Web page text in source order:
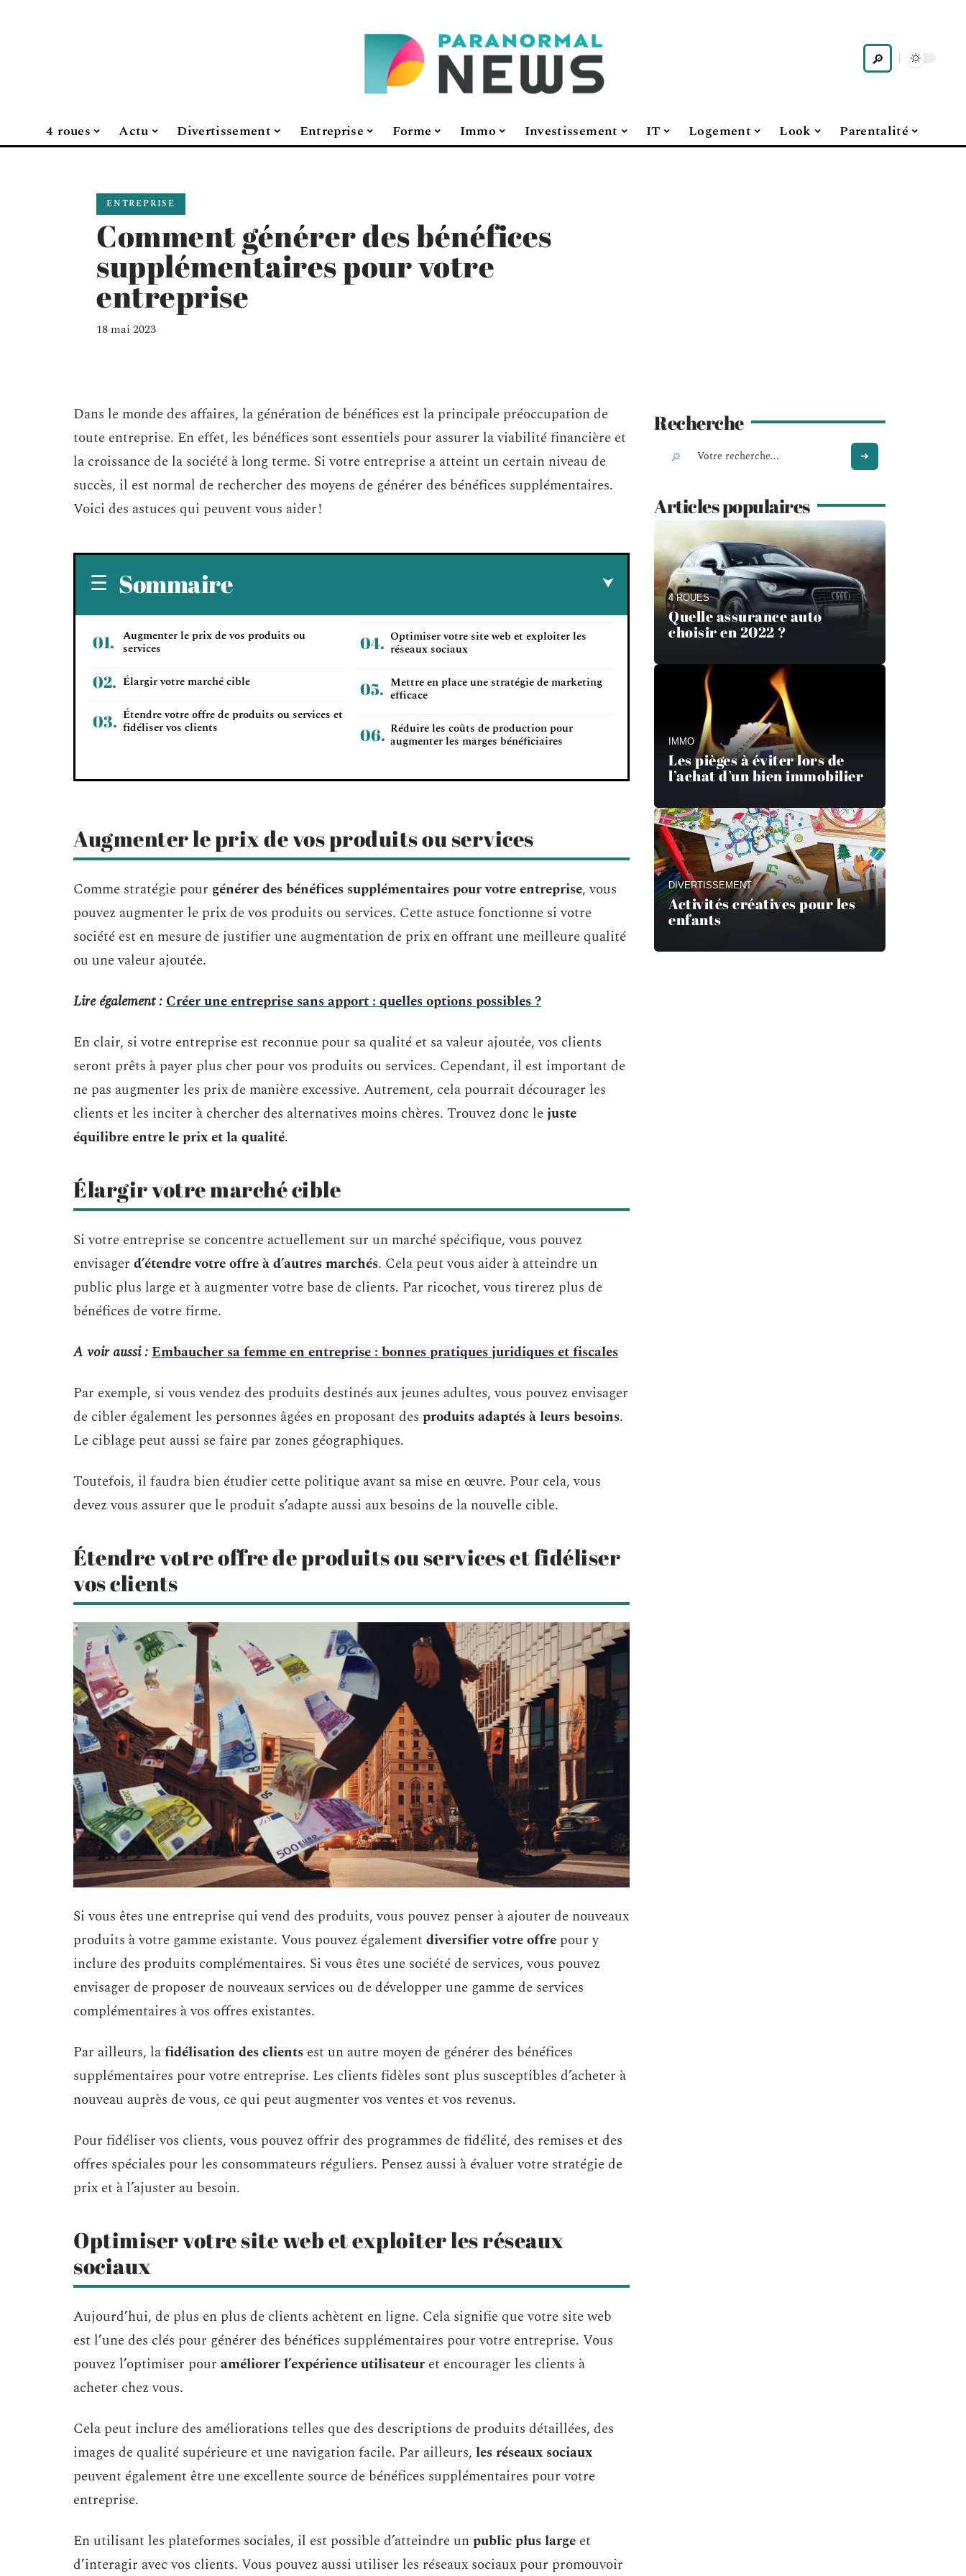
4 roues Actu Divertissement Entreprise Forme Immo Investissement IT Logement Look Parentalité
ENTREPRISE
Comment générer des bénéfices
supplémentaires pour votre
entreprise
18 mai 2023
Dans le monde des affaires, la génération de bénéfices est la principale préoccupation de
toute entreprise. En effet, les bénéfices sont essentiels pour assurer la viabilité financière et
la croissance de la société à long terme. Si votre entreprise a atteint un certain niveau de
succès, il est normal de rechercher des moyens de générer des bénéfices supplémentaires.
Voici des astuces qui peuvent vous aider !
Sommaire
Augmenter le prix de vos produits ou
services
Élargir votre marché cible
Étendre votre offre de produits ou services et
fidéliser vos clients
Optimiser votre site web et exploiter les
réseaux sociaux
Mettre en place une stratégie de marketing
efficace
Réduire les coûts de production pour
augmenter les marges bénéficiaires
Augmenter le prix de vos produits ou services
Comme stratégie pour générer des bénéfices supplémentairespour votre entreprise, vous
pouvez augmenter le prix de vos produits ou services. Cette astuce fonctionne si votre
société est en mesure de justifier une augmentation de prix en offrant une meilleure qualité
ou une valeur ajoutée.
Lire également :Créer une entreprise sans apport : quelles options possibles ?
En clair, si votre entreprise est reconnue pour sa qualité et sa valeur ajoutée, vos clients
seront prêts à payer plus cher pour vos produits ou services. Cependant, il est important de
ne pas augmenter les prix de manière excessive. Autrement, cela pourrait décourager les
clients et les inciter à chercher des alternatives moins chères. Trouvez donc lejuste
équilibre entre le prix et la qualité.
Élargir votre marché cible
Si votre entreprise se concentre actuellement sur un marché spécifique, vous pouvez
envisager d’étendre votre offre à d’autres marchés. Cela peut vous aider à atteindre un
public plus large et à augmenter votre base de clients. Par ricochet, vous tirerez plus de
bénéfices de votre firme.
A voir aussi :Embaucher sa femme en entreprise : bonnes pratiques juridiques et fiscales
Par exemple, si vous vendez des produits destinés aux jeunes adultes, vous pouvez envisager
de cibler également les personnes âgées en proposant des produits adaptés à leurs besoins.
Le ciblage peut aussi se faire par zones géographiques.
Toutefois, il faudra bien étudier cette politique avant sa mise en œuvre. Pour cela, vous
devez vous assurer que le produit s’adapte aussi aux besoins de la nouvelle cible.
Étendre votre offre de produits ou services et fidéliser
vos clients
Si vous êtes une entreprise qui vend des produits, vous pouvez penser à ajouter de nouveaux
produits à votre gamme existante. Vous pouvez également diversifier votre offre pour y
inclure des produits complémentaires. Si vous êtes une société de services, vous pouvez
envisager de proposer de nouveaux services ou de développer une gamme de services
complémentaires à vos offres existantes.
Par ailleurs, lafidélisation des clients est un autre moyen de générer des bénéfices
supplémentaires pour votre entreprise. Les clients fidèles sont plus susceptibles d’acheter à
nouveau auprès de vous, ce qui peut augmenter vos ventes et vos revenus.
Pour fidéliser vos clients, vous pouvez offrir des programmes de fidélité, des remises et des
offres spéciales pour les consommateurs réguliers. Pensez aussi à évaluer votre stratégie de
prix et à l’ajuster au besoin.
Optimiser votre site web et exploiter les réseaux
sociaux
Aujourd’hui, de plus en plus de clients achètent en ligne. Cela signifie que votre site web
est l’une des clés pour générer des bénéfices supplémentaires pour votre entreprise. Vous
pouvez l’optimiser pour améliorer l’expérience utilisateur et encourager les clients à
acheter chez vous.
Cela peut inclure des améliorations telles que des descriptions de produits détaillées, des
images de qualité supérieure et une navigation facile. Par ailleurs, les réseaux sociaux
peuvent également être une excellente source de bénéfices supplémentaires pour votre
entreprise.
En utilisant les plateformes sociales, il est possible d’atteindre unpublic plus large et
d’interagir avec vos clients. Vous pouvez aussi utiliser les réseaux sociaux pour promouvoir
Recherche
Articles populaires
4 ROUES
Quelle assurance auto
choisir en 2022 ?
IMMO
Les pièges à éviter lors de
l’achat d’un bien immobilier
DIVERTISSEMENT
Activités créatives pour les
enfants